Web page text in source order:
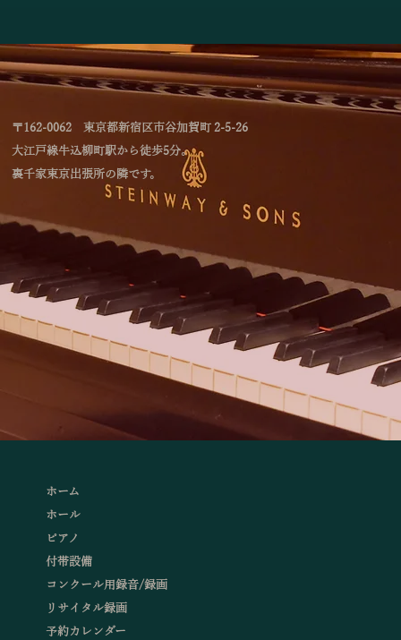
ル Deux piano －対話と共鳴―」のお知
らせ
〒162-0062 東京都新宿区市谷加賀町 2-5-26
大江戸線牛込柳町駅から徒歩5分。
裏千家東京出張所の隣です。
ホーム
ホール
ピアノ
付帯設備
コンクール用録音/録画
リサイタル録画
予約カレンダー